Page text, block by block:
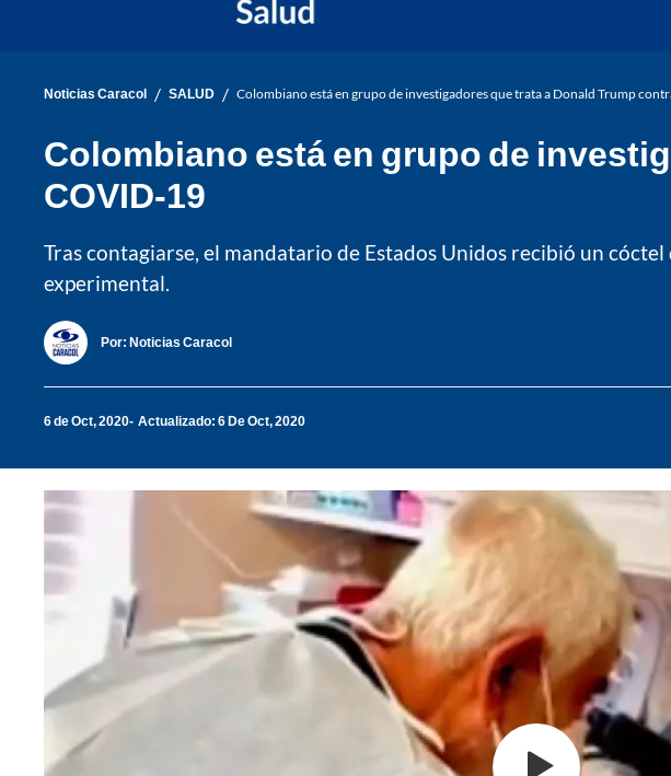
Noticias Caracol / SALUD / Colombiano está en grupo de investigadores que trata a Donald Trump
Colombiano está en grupo de
COVID-19
Tras contagiarse, el mandatario de Estados Unidos recibió un
experimental.
Por: Noticias Caracol
6 de Oct, 2020 Actualizado: 6 De Oct, 2020